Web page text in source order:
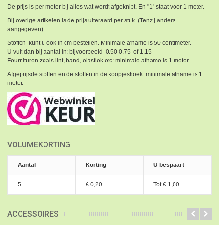
De prijs is per meter bij alles wat wordt afgeknipt. En "1" staat voor 1 meter.
Bij overige artikelen is de prijs uiteraard per stuk. (Tenzij anders
aangegeven).
Stoffen kunt u ook in cm bestellen. Minimale afname is 50 centimeter.
U vult dan bij aantal in: bijvoorbeeld 0.50 0.75 of 1.15
Fournituren zoals lint, band, elastiek etc: minimale afname is 1 meter.
Afgeprijsde stoffen en de stoffen in de koopjeshoek: minimale afname is 1
meter.
VOLUMEKORTING
Aantal Korting U bespaart
5 € 0,20 Tot € 1,00
ACCESSOIRES